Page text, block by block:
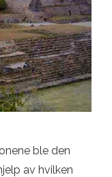
ble den
av hvilken